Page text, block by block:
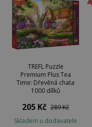
TREFL Puzzle
Premium Plus Tea
Time: Dřevěná chata
1000 dílků
205 Kč 289 Kč
Skladem u dodavatele